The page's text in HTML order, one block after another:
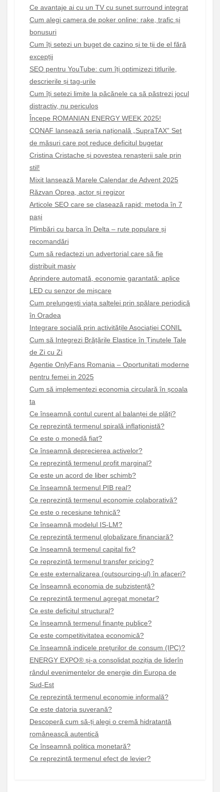
Ce avantaje ai cu un TV cu sunet surround integrat
Cum alegi camera de poker online: rake, trafic și
bonusuri
Cum îți setezi un buget de cazino și te ții de el fără
excepții
SEO pentru YouTube: cum îți optimizezi titlurile,
descrierile și tag-urile
Cum îți setezi limite la păcănele ca să păstrezi jocul
distractiv, nu periculos
Începe ROMANIAN ENERGY WEEK 2025!
CONAF lansează seria națională „SupraTAX” Set
de măsuri care pot reduce deficitul bugetar
Cristina Cristache și povestea renașterii sale prin
stil!
Mixit lansează Marele Calendar de Advent 2025
Răzvan Oprea, actor și regizor
Articole SEO care se clasează rapid: metoda în 7
pași
Plimbări cu barca în Delta – rute populare și
recomandări
Cum să redactezi un advertorial care să fie
distribuit masiv
Aprindere automată, economie garantată: aplice
LED cu senzor de mișcare
Cum prelungești viața saltelei prin spălare periodică
în Oradea
Integrare socială prin activitățile Asociației CONIL
Cum să Integrezi Brățările Elastice în Ținutele Tale
de Zi cu Zi
Agentie OnlyFans Romania – Oportunitati moderne
pentru femei in 2025
Cum să implementezi economia circulară în școala
ta
Ce înseamnă contul curent al balanței de plăți?
Ce reprezintă termenul spirală inflaționistă?
Ce este o monedă fiat?
Ce înseamnă deprecierea activelor?
Ce reprezintă termenul profit marginal?
Ce este un acord de liber schimb?
Ce înseamnă termenul PIB real?
Ce reprezintă termenul economie colaborativă?
Ce este o recesiune tehnică?
Ce înseamnă modelul IS-LM?
Ce reprezintă termenul globalizare financiară?
Ce înseamnă termenul capital fix?
Ce reprezintă termenul transfer pricing?
Ce este externalizarea (outsourcing-ul) în afaceri?
Ce înseamnă economia de subzistență?
Ce reprezintă termenul agregat monetar?
Ce este deficitul structural?
Ce înseamnă termenul finanțe publice?
Ce este competitivitatea economică?
Ce înseamnă indicele prețurilor de consum (IPC)?
ENERGY EXPO® și-a consolidat poziția de liderîn
rândul evenimentelor de energie din Europa de
Sud-Est
Ce reprezintă termenul economie informală?
Ce este datoria suverană?
Descoperă cum să-ți alegi o cremă hidratantă
românească autentică
Ce înseamnă politica monetară?
Ce reprezintă termenul efect de levier?